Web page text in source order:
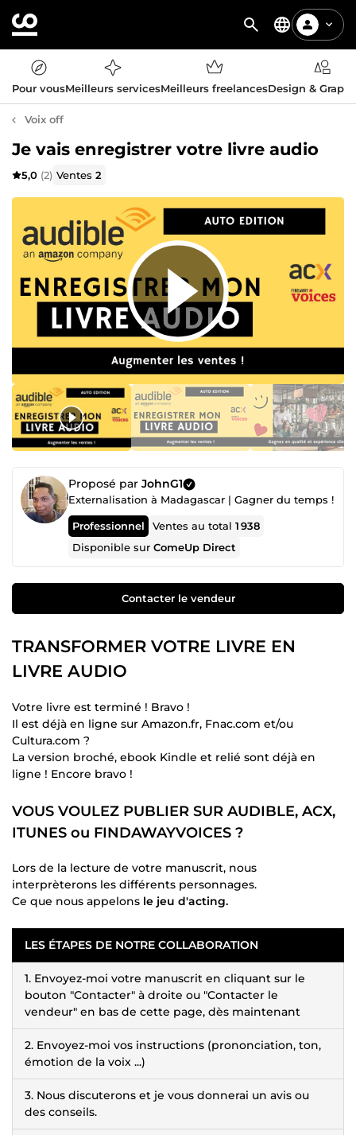
Pour vousMeilleurs servicesMeilleurs freelancesDesign &
Voix off
Je vais enregistrer votre livre audio
5,0 (2) Ventes2
Proposé par JohnG1
Externalisation à Madagascar | Gagner du temps !
Professionnel Ventes au total1 938
Disponible surComeUp Direct
Contacter le vendeur
TRANSFORMER VOTRE LIVRE EN
LIVRE AUDIO
Votre livre est terminé ! Bravo !
Il est déjà en ligne sur Amazon.fr, Fnac.com et/ou
Cultura.com ?
La version broché, ebook Kindle et relié sont déjà en
ligne ! Encore bravo !
VOUS VOULEZ PUBLIER SUR AUDIBLE, ACX,
ITUNES ou FINDAWAYVOICES ?
Lors de la lecture de votre manuscrit, nous
interprèterons les différents personnages.
Ce que nous appelons le jeu d'acting.
LES ÉTAPES DE NOTRE COLLABORATION
1. Envoyez-moi votre manuscrit en cliquant sur le
bouton "Contacter" à droite ou "Contacter le
vendeur" en bas de cette page, dès maintenant
2. Envoyez-moi vos instructions (prononciation, ton,
émotion de la voix ...)
3. Nous discuterons et je vous donnerai un avis ou
des conseils.